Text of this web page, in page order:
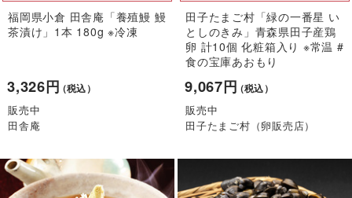
福岡県小倉 田舎庵「養殖鰻 鰻
茶漬け」1本 180g ※冷凍
3,326円（税込）
販売中
田舎庵
田子たまご村「緑の一番星 い
としのきみ」青森県田子産鶏
卵 計10個 化粧箱入り ※常温 #
食の宝庫あおもり
9,067円（税込）
販売中
田子たまご村（卵販売店）